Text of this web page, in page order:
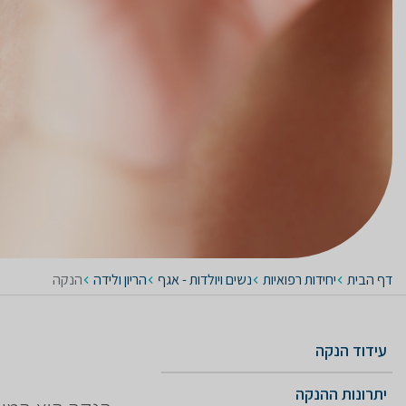
דף הבית יחידות רפואיות נשים ויולדות - אגף הריון ולידה הנקה
עידוד הנקה
יתרונות ההנקה